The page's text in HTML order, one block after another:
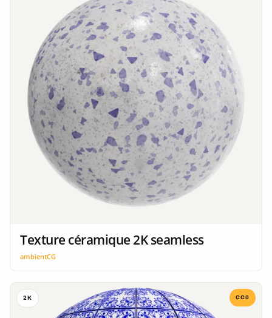
Texture céramique 2K seamless
ambientCG
2K CC0